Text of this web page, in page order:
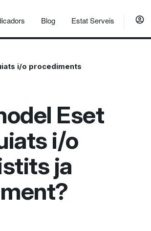
Blog Estat Serveis
i/o procediments
Eset
i/o
ja